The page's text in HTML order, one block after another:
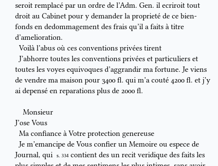
seroit remplacé par un ordre de l’Adm. Gen. il ecriroit tout
droit au Cabinet pour y demander la proprieté de ce bien-
fonds en dedommagement des frais qu’il a faits à titre
d’amelioration.
Voilà l’abus où ces conventions privées tirent
J’abhorre toutes les conventions privées et particuliers et
toutes les voyes equivoques d’aggrandir ma fortune. Je viens
de vendre ma maison pour 3400 fl. qui m’a couté 4200 fl. et j’y
ai depensé en reparations plus de 2000 fl.
Monsieur
J’ose Vous
Ma confiance à Votre protection genereuse
Je m’emancipe de Vous confier un Memoire ou espece de
Journal, qui
S. 334 contient desun recit veridique des faits les